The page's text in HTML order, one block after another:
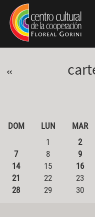
Pasar al contenido principal
Jump to main content
«
DOM LUN MAR
1
2
7
8 9
14
15 16
21
22 23
28
29 30